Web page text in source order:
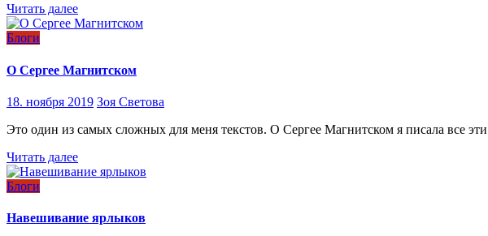
Читать далее
Блоги
О Сергее Магнитском
18. ноября 2019 Зоя Светова
Это один из самых сложных для меня текстов. О Сергее Магнитском я писала все
Читать далее
Блоги
Навешивание ярлыков